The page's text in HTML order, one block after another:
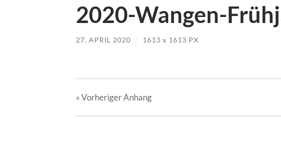
2020-Wangen-
27. APRIL 2020 / 1613 x 1613 PX
« VorherigerAnhang